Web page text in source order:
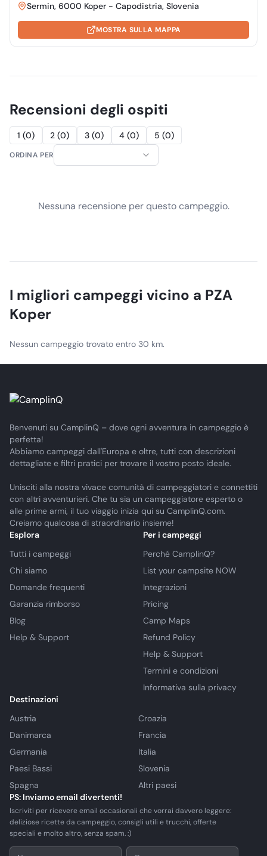
Sermin, 6000 Koper - Capodistria, Slovenia
MOSTRA SULLA MAPPA
Recensioni degli ospiti
1 (0) 2 (0) 3 (0) 4 (0) 5 (0)
ORDINA PER
Nessuna recensione per questo campeggio.
I migliori campeggi vicino a PZA
Koper
Nessun campeggio trovato entro 30 km.
Benvenuti su CamplinQ – dove ogni avventura in campeggio è
perfetta!
Abbiamo campeggi dall'Europa e oltre, tutti con descrizioni
dettagliate e filtri pratici per trovare il vostro posto ideale.
Unisciti alla nostra vivace comunità di campeggiatori e connettiti
con altri avventurieri. Che tu sia un campeggiatore esperto o
alle prime armi, il tuo viaggio inizia qui su CamplinQ.com.
Creiamo qualcosa di straordinario insieme!
Esplora
Tutti i campeggi
Chi siamo
Domande frequenti
Garanzia rimborso
Blog
Help & Support
Per i campeggi
Perché CamplinQ?
List your campsite NOW
Integrazioni
Pricing
Camp Maps
Refund Policy
Help & Support
Termini e condizioni
Informativa sulla privacy
Destinazioni
Austria
Croazia
Danimarca
Francia
Germania
Italia
Paesi Bassi
Slovenia
Spagna
Altri paesi
PS: Inviamo email divertenti!
Iscriviti per ricevere email occasionali che vorrai davvero leggere:
deliziose ricette da campeggio, consigli utili e trucchi, offerte
speciali e molto altro, senza spam. :)